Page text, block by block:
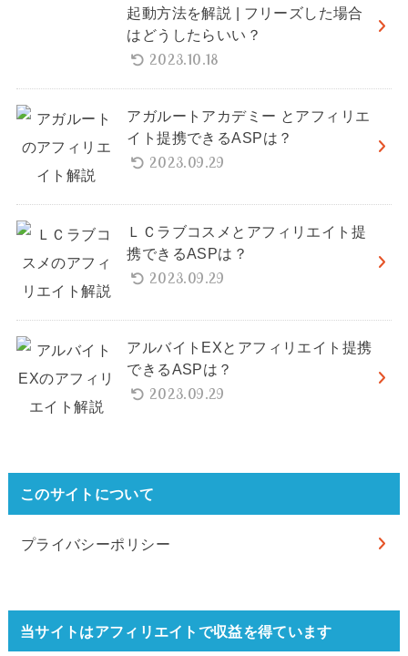
起動方法を解説 | フリーズした場合
はどうしたらいい？
2023.10.18
アガルートアカデミー とアフィリエ
イト提携できるASPは？
2023.09.29
ＬＣラブコスメとアフィリエイト提
携できるASPは？
2023.09.29
アルバイトEXとアフィリエイト提携
できるASPは？
2023.09.29
このサイトについて
プライバシーポリシー
当サイトはアフィリエイトで収益を得ています